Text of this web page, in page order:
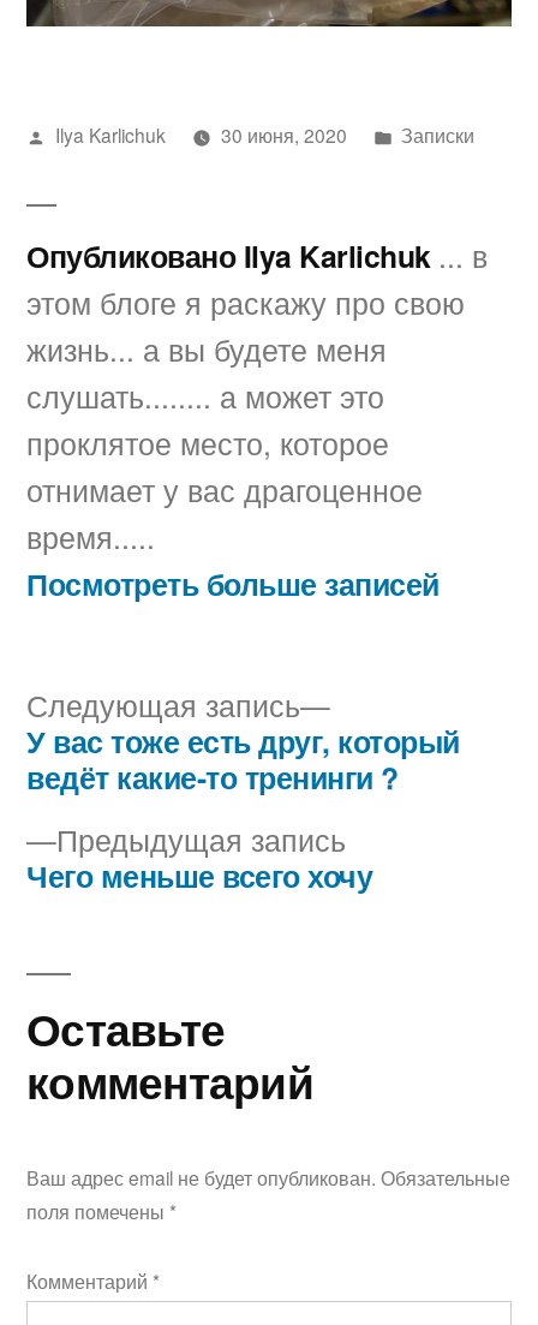
Написано
Ilya Karlichuk 30 июня, 2020
Написано
Записки
Опубликовано Ilya Karlichuk ... в
этом блоге я раскажу про свою
жизнь... а вы будете меня
слушать........ а может это
проклятое место, которое
отнимает у вас драгоценное
время.....
Посмотреть больше записей
Навигация
записям
Предыдущая запись
запись:
Чего меньше всего хочу
Следующая запись
Следующая
запись:
У вас тоже есть друг, который
ведёт какие-то тренинги ?
Оставьте
комментарий
Ваш адрес email не будет опубликован. Обязательные
поля помечены *
Комментарий *